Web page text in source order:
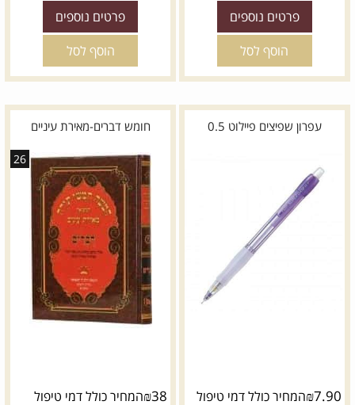
פרטים נוספים
הוסף לסל
פרטים נוספים
הוסף לסל
עפרון שפיצים פיילוט 0.5
₪7.90 המחיר כולל דמי טיפול
חומש דברים-מאירת עיניים
26
₪38 המחיר כולל דמי טיפול